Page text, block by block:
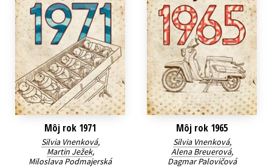
Môj rok 1971
Silvia Vnenková,
Martin Ježek,
Miloslava Podmajerská
Môj rok 1965
Silvia Vnenková,
Alena Breuerová,
Dagmar Palovičová